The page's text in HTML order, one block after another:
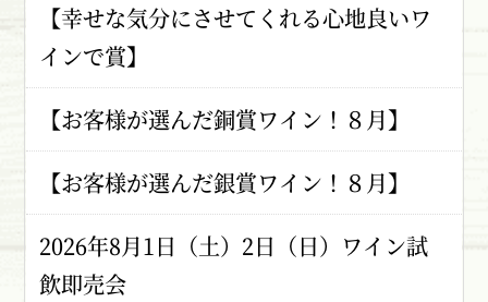
【幸せな気分にさせてくれる心地良いワ
インで賞】
【お客様が選んだ銅賞ワイン！８月】
【お客様が選んだ銀賞ワイン！８月】
2026年8月1日（土）2日（日）ワイン試
飲即売会